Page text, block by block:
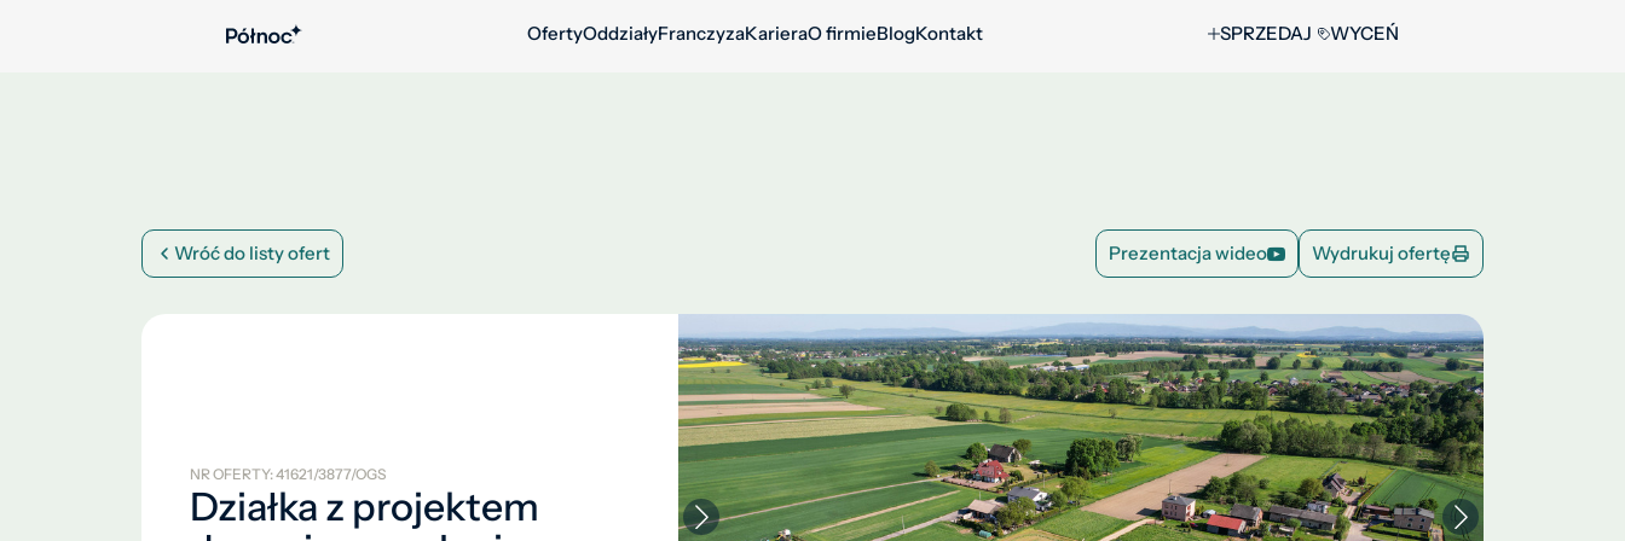
OfertyOddziałyFranczyzaKarieraO firmieBlogKontakt SPRZEDAJ WYCEŃ
Wróć do listy ofert Prezentacja wideo Wydrukuj ofertę
NR OFERTY: 41621/3877/OGS
Działka z projektem